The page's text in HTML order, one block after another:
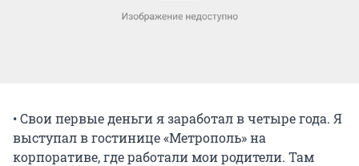
• Свои первые деньги я заработал в четыре года. Я
выступал в гостинице «Метрополь» на
корпоративе, где работали мои родители. Там